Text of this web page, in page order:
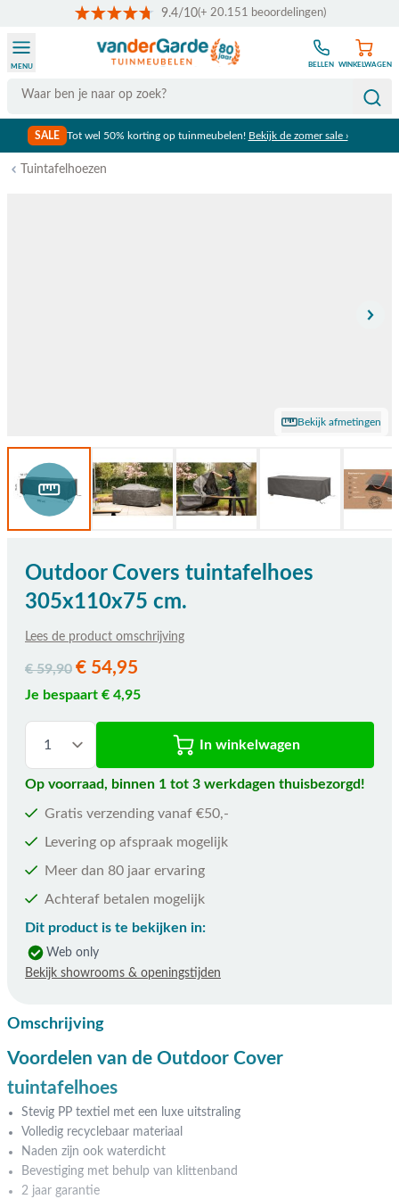
9.4/10(+ 20.151 beoordelingen)
Search
MENU BELLEN WINKELWAGEN
SALE Tot wel 50% korting op tuinmeubelen! Bekijk de zomer sale ›
Tuintafelhoezen
Bekijk afmetingen
Outdoor Covers tuintafelhoes
305x110x75 cm.
Lees de product omschrijving
€ 59,90 € 54,95
Je bespaart € 4,95
In winkelwagen
Op voorraad, binnen 1 tot 3 werkdagen thuisbezorgd!
Gratis verzending vanaf €50,-
Levering op afspraak mogelijk
Meer dan 80 jaar ervaring
Achteraf betalen mogelijk
Dit product is te bekijken in:
Web only
Bekijk showrooms & openingstijden
Omschrijving
Voordelen van de Outdoor Cover
tuintafelhoes
Stevig PP textiel met een luxe uitstraling
Volledig recyclebaar materiaal
Naden zijn ook waterdicht
Bevestiging met behulp van klittenband
2 jaar garantie